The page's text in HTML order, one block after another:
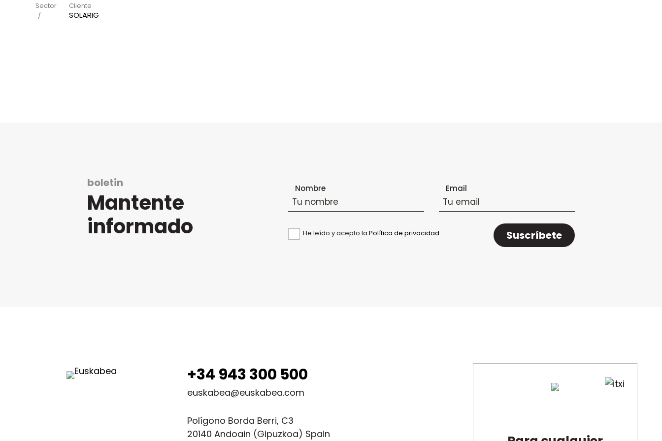
Sector Cliente
SOLARIG
boletin
Mantente
informado
Nombre Email
He leído y acepto la Política de privacidad Suscríbete
+34 943 300 500
euskabea@euskabea.com
Polígono Borda Berri, C3
20140 Andoain (Gipuzkoa) Spain
Contáctanos